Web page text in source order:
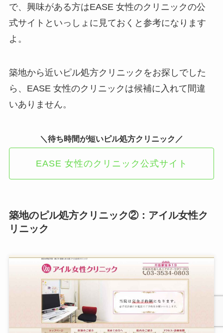
で、興味がある方はEASE 女性のクリニックの公
式サイトといっしょに見ておくと参考になります
よ。
築地から近いピル処方クリニックをお探しでした
ら、EASE 女性のクリニックは候補に入れて間違
いありません。
＼待ち時間が短いピル処方クリニック／
EASE 女性のクリニック公式サイト
築地のピル処方クリニック②：アイル女性ク
リニック